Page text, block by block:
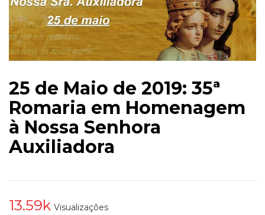
25 de Maio de 2019: 35ª
Romaria em Homenagem
à Nossa Senhora
Auxiliadora
13.59k Visualizações